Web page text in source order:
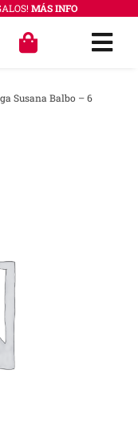
MÁS INFO
Susana Balbo – 6